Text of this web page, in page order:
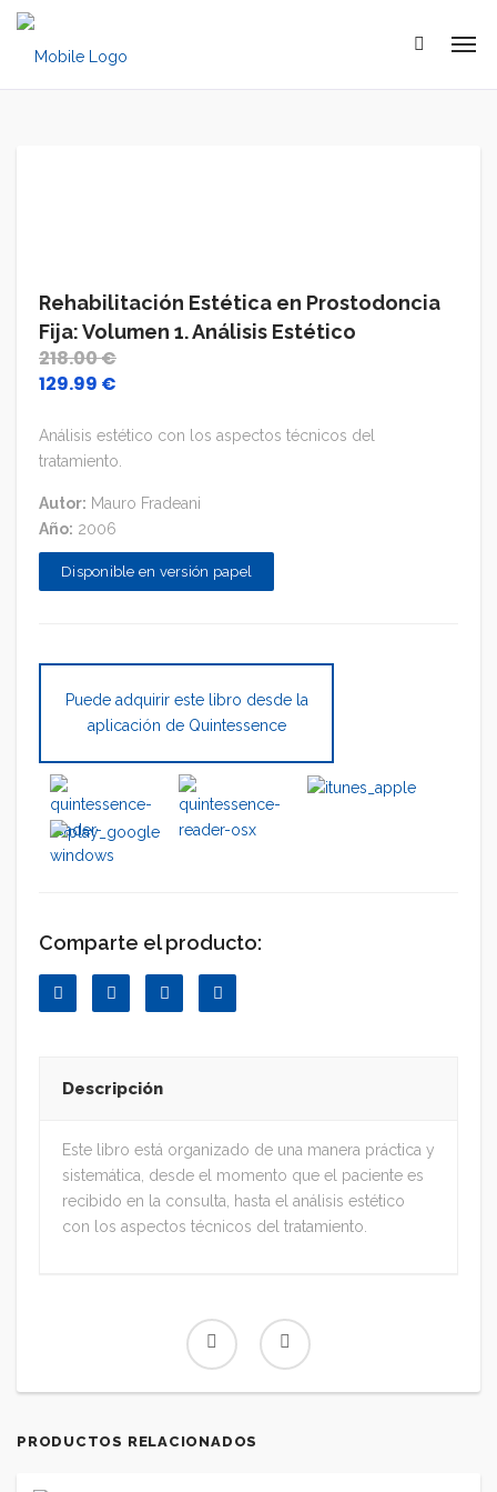
Rehabilitación Estética en Prostodoncia
Fija: Volumen 1. Análisis Estético
218.00€
El
original
era:
129.99 €
actual
es:
Análisis estético con los aspectos técnicos del
tratamiento.
Autor: Mauro Fradeani
Año: 2006
Disponible en versión papel
Puede adquirir este libro desde la
aplicación de Quintessence
Comparte el producto:
Descripción
Este libro está organizado de una manera práctica y
sistemática, desde el momento que el paciente es
recibido en la consulta, hasta el análisis estético
con los aspectos técnicos del tratamiento.
PRODUCTOS RELACIONADOS